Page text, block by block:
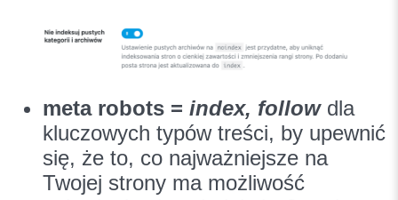
meta robots = index, followdla
kluczowych typów treści, by upewnić
się, że to, co najważniejsze na
Twojej strony ma możliwość